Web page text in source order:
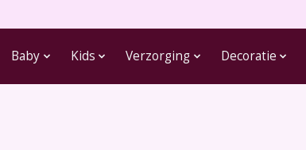
Baby Kids Verzorging Decoratie